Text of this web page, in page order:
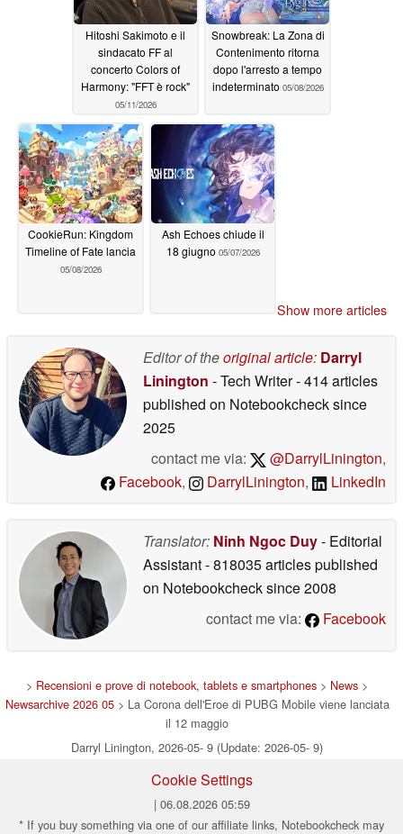
Hitoshi Sakimoto e il
sindacato FF al
concerto Colors of
Harmony: "FFT è rock"
05/11/2026
Snowbreak: La Zona di
Contenimento ritorna
dopo l'arresto a tempo
indeterminato 05/08/2026
CookieRun: Kingdom
Timeline of Fate lancia
05/08/2026
Ash Echoes chiude il
18 giugno 05/07/2026
Show more articles
Editor of theoriginal article: Darryl
Linington - Tech Writer- 414 articles
published on Notebookchecksince
2025
contact me via:
@DarrylLinington,
Facebook, DarrylLinington, LinkedIn
Translator: Ninh Ngoc Duy- Editorial
Assistant- 818035 articles published
on Notebookchecksince 2008
contact me via:
Facebook
> Recensioni e prove di notebook, tablets e smartphones > News >
Newsarchive 2026 05> La Corona dell'Eroe di PUBG Mobile viene lanciata
il 12 maggio
Darryl Linington, 2026-05- 9 (Update: 2026-05- 9)
Cookie Settings
| 06.08.2026 05:59
* If you buy something via one of our affiliate links, Notebookcheck may